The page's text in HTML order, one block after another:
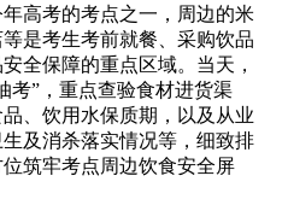
考的考点之一，周边的米
是考生考前就餐、采购饮品
全保障的重点区域。当天，
考”，重点查验食材进货渠
、饮用水保质期，以及从业
及消杀落实情况等，细致排
筑牢考点周边饮食安全屏